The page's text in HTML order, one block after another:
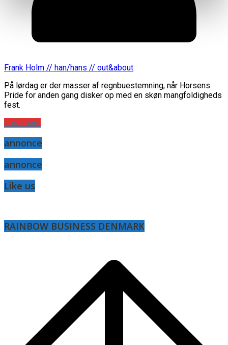
Frank Holm // han/hans // out&about
På lørdag er der masser af regnbuestemning, når Horsens
Pride for anden gang disker op med en skøn mangfoldigheds
fest.
Læs mere
annonce
annonce
Like us
RAINBOW BUSINESS DENMARK